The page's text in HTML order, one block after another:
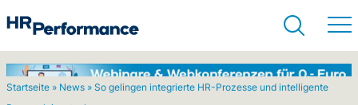
Startseite » News » So gelingen integrierte HR-Prozesse und intelligente